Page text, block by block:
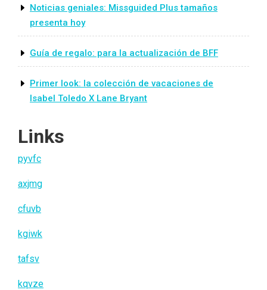
Noticias geniales: Missguided Plus tamaños
presenta hoy
Guía de regalo: para la actualización de BFF
Primer look: la colección de vacaciones de
Isabel Toledo X Lane Bryant
Links
pyvfc
axjmg
cfuvb
kgiwk
tafsv
kqvze